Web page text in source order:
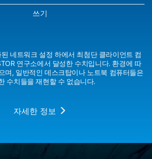
쓰기
네트워크 설정 하에서 최첨단 클라이언트 컴
연구소에서 달성한 수치입니다. 환경에 따
며, 일반적인 데스크탑이나 노트북 컴퓨터들은
수치들을 재현할 수 없습니다.
자세한 정보